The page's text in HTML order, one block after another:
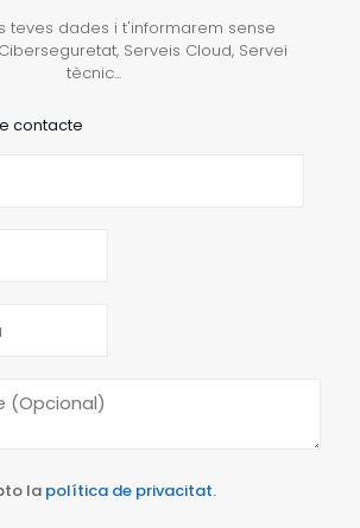
teves dades i t'informarem sense
Serveis Cloud, Servei
tècnic...
contacte
la política de privacitat.